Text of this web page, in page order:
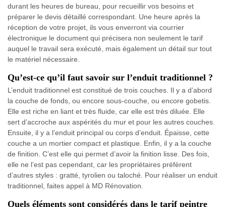
durant les heures de bureau, pour recueillir vos besoins et
préparer le devis détaillé correspondant. Une heure après la
réception de votre projet, ils vous enverront via courrier
électronique le document qui précisera non seulement le tarif
auquel le travail sera exécuté, mais également un détail sur tout
le matériel nécessaire.
Qu’est-ce qu’il faut savoir sur l’enduit traditionnel ?
L’enduit traditionnel est constitué de trois couches. Il y a d’abord
la couche de fonds, ou encore sous-couche, ou encore gobetis.
Elle est riche en liant et très fluide, car elle est très diluée. Elle
sert d’accroche aux aspérités du mur et pour les autres couches.
Ensuite, il y a l’enduit principal ou corps d’enduit. Épaisse, cette
couche a un mortier compact et plastique. Enfin, il y a la couche
de finition. C’est elle qui permet d’avoir la finition lisse. Des fois,
elle ne l’est pas cependant, car les propriétaires préfèrent
d’autres styles : gratté, tyrolien ou taloché. Pour réaliser un enduit
traditionnel, faites appel à MD Rénovation.
Quels éléments sont considérés dans le tarif peintre